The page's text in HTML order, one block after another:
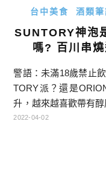
台中美食 酒類筆
SUNTORY神泡
嗎? 百川串
警語：未滿18歲禁止
TORY派？還是
升，越來越喜歡帶有
MALT’S SUNTORY(
2022-04-02